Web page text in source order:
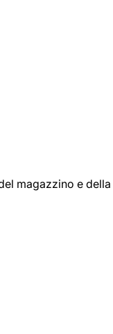
magazzino e della